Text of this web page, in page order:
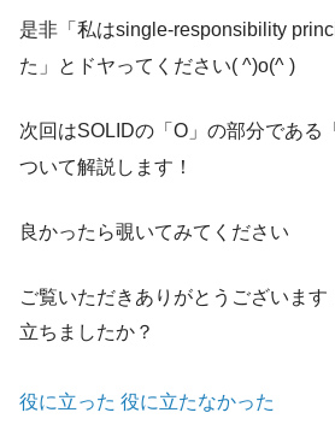
是非「私はsingle-responsibility
た」とドヤってください( ^)o(^ )
次回はSOLIDの「O」の部分である
ついて解説します！
良かったら覗いてみてください
ご覧いただきありがとうございます
立ちましたか？
役に立った 役に立たなかった